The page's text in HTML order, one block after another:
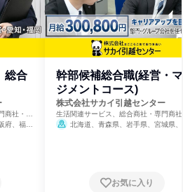
総合
商社・卸
府、福岡
幹部候補総合職(経営・
ジメントコース)
株式会社サカイ引越センター
生活関連サービス、総合商社・専門商
売、不動産管理
北海道、青森県、岩手県、宮城県
賀県、京都府、大阪府、兵庫県、奈良
歌山県、鳥取県、島根県、岡山県、広
お気に入り